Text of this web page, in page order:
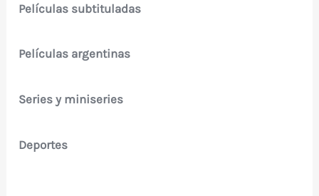
Películas subtituladas
Películas argentinas
Series y miniseries
Deportes